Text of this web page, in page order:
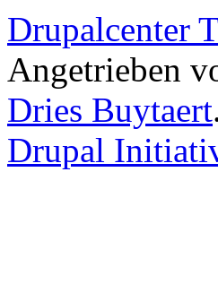
Drupalcenter
Angetrieben
Dries Buytaert
Drupal